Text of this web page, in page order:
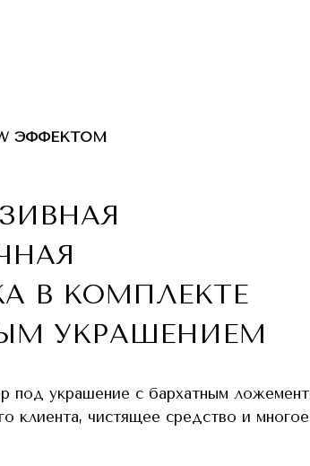
В КОМПЛЕКТЕ
УКРАШЕНИЕМ
под украшение с бархатным
клиента, чистящее средство и
ЭФФЕКТОМ